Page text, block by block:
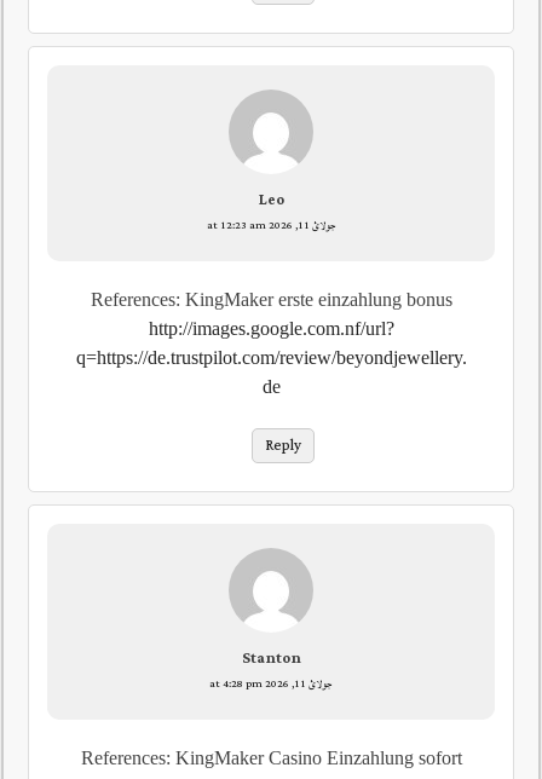
Leo
جولائ 11, 2026 at 12:23 am
References: KingMaker erste einzahlung bonus
http://images.google.com.nf/url?
q=https://de.trustpilot.com/review/beyondjewellery.
de
Reply
Stanton
جولائ 11, 2026 at 4:28 pm
References: KingMaker Casino Einzahlung sofort